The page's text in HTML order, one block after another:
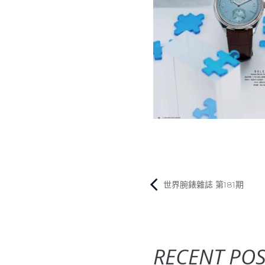
世界腕錶雜誌 第181期
RECENT